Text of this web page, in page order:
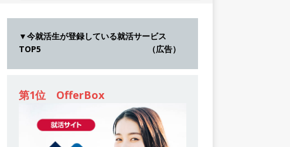
▼今就活生が登録している就活サービス
TOP5 （広告）
第1位 OfferBox